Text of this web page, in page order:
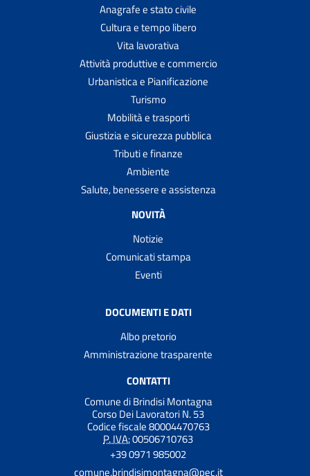
Anagrafe e stato civile
Cultura e tempo libero
Vita lavorativa
Attività produttive e commercio
Urbanistica e Pianificazione
Turismo
Mobilità e trasporti
Giustizia e sicurezza pubblica
Tributi e finanze
Ambiente
Salute, benessere e assistenza
NOVITÀ
Notizie
Comunicati stampa
Eventi
DOCUMENTI E DATI
Albo pretorio
Amministrazione trasparente
CONTATTI
Comune di Brindisi Montagna
Corso Dei Lavoratori N. 53
Codice fiscale 80004470763
P. IVA:00506710763
+39 0971 985002
comune.brindisimontagna@pec.it